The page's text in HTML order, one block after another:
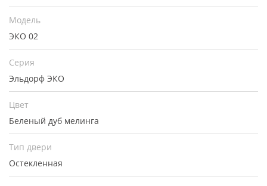
Модель
ЭКО 02
Серия
Эльдорф ЭКО
Цвет
Беленый дуб мелинга
Тип двери
Остекленная